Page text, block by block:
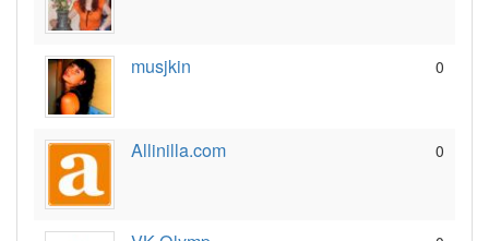
0
musjkin
0
Allinilla.com